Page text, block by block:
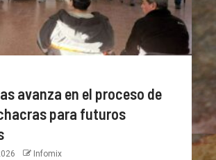
avanza en el proceso de
para futuros
Infomix